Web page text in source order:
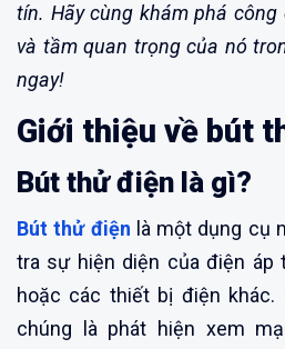
tín. Hãy cùng khám phá
và tầm quan trọng của nó
ngay!
Giới thiệu về bút
Bút thử điện là gì?
Bút thử điện là một dụng cụ
tra sự hiện diện của điện áp
hoặc các thiết bị điện khác.
chúng là phát hiện xem